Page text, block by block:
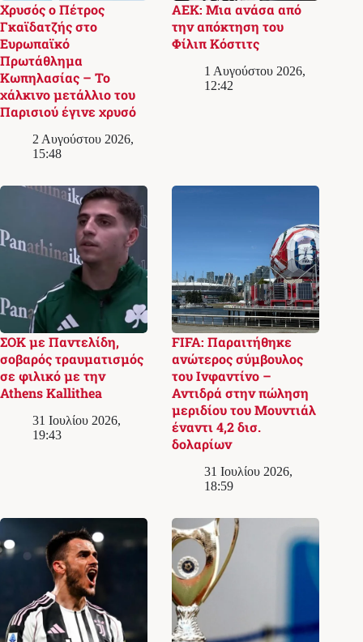
Χρυσός ο Πέτρος
Γκαϊδατζής στο
Ευρωπαϊκό
Πρωτάθλημα
Κωπηλασίας – Το
χάλκινο μετάλλιο του
Παρισιού έγινε χρυσό
2 Αυγούστου 2026,
15:48
ΑΕΚ: Μια ανάσα από
την απόκτηση του
Φίλιπ Κόστιτς
1 Αυγούστου 2026,
12:42
ΣΟΚ με Παντελίδη,
σοβαρός τραυματισμός
σε φιλικό με την
Athens Kallithea
31 Ιουλίου 2026,
19:43
FIFA: Παραιτήθηκε
ανώτερος σύμβουλος
του Ινφαντίνο –
Αντιδρά στην πώληση
μεριδίου του Μουντιάλ
έναντι 4,2 δισ.
δολαρίων
31 Ιουλίου 2026,
18:59